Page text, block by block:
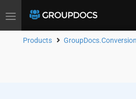
Toggle
Products GroupDocs.Conversion